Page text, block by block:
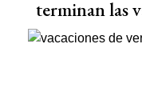
terminan las